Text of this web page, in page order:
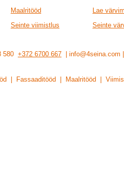
Maalritööd
Lae
Seinte viimistlus Seinte
580 +372 6700 667 |
| Fassaaditööd | Maalritööd |